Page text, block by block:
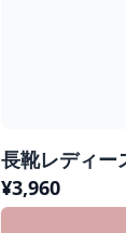
長靴レディー
¥3,960